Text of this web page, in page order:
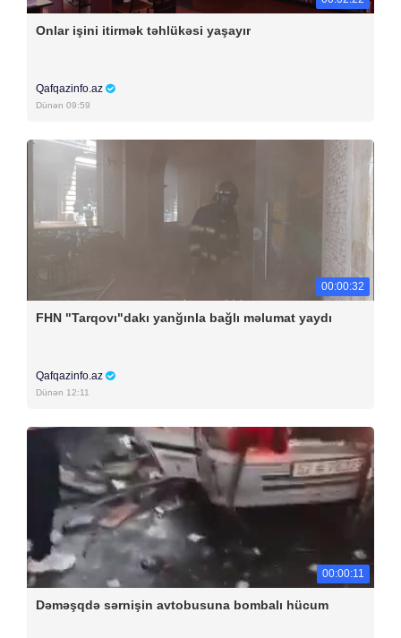
Onlar işini itirmək təhlükəsi yaşayır
Qafqazinfo.az
Dünən 09:59
00:00:32
FHN "Tarqovı"dakı yanğınla bağlı məlumat yaydı
Qafqazinfo.az
Dünən 12:11
00:00:11
Dəməşqdə sərnişin avtobusuna bombalı hücum